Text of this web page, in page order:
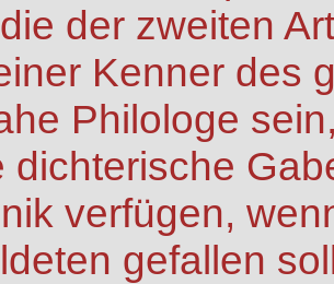
der zweiten
Kenner des
Philologe
dichterische
verfügen,
gefallen